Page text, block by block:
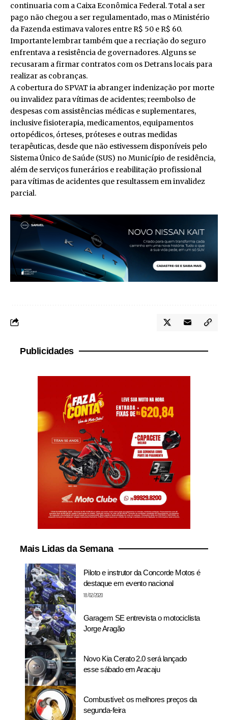
continuaria com a Caixa Econômica Federal. Total a ser
pago não chegou a ser regulamentado, mas o Ministério
da Fazenda estimava valores entre R$ 50 e R$ 60.
Importante lembrar também que a recriação do seguro
enfrentava a resistência de governadores. Alguns se
recusaram a firmar contratos com os Detrans locais para
realizar as cobranças.
A cobertura do SPVAT ia abranger indenização por morte
ou invalidez para vítimas de acidentes; reembolso de
despesas com assistências médicas e suplementares,
inclusive fisioterapia, medicamentos, equipamentos
ortopédicos, órteses, próteses e outras medidas
terapêuticas, desde que não estivessem disponíveis pelo
Sistema Único de Saúde (SUS) no Município de residência,
além de serviços funerários e reabilitação profissional
para vítimas de acidentes que resultassem em invalidez
parcial.
Publicidades
Mais Lidas da Semana
Piloto e instrutor da Concorde Motos é
destaque em evento nacional
18/02/2020
Garagem SE entrevista o motociclista
Jorge Aragão
Novo Kia Cerato 2.0 será lançado
esse sábado em Aracaju
Combustível: os melhores preços da
segunda-feira